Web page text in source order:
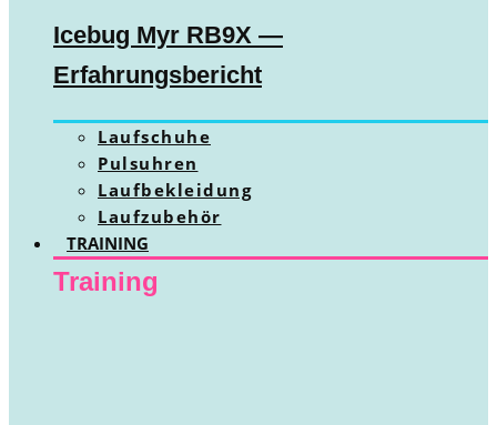
Icebug Myr RB9X —
Erfahrungsbericht
Laufschuhe
Pulsuhren
Laufbekleidung
Laufzubehör
TRAINING
Training